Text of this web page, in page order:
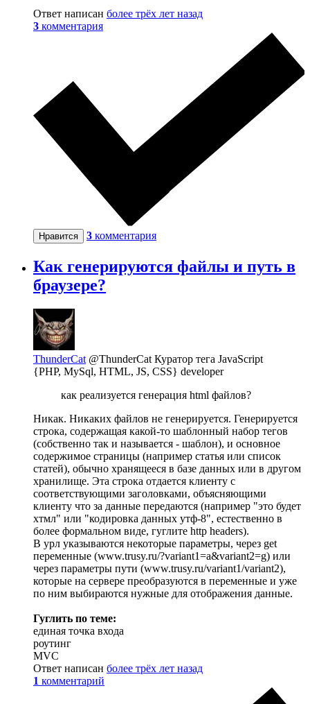
Ответ написан более трёх лет назад
3 комментария
Нравится 3 комментария
Как генерируются файлы и путь в
браузере?
ThunderCat @ThunderCat Куратор тега JavaScript
{PHP, MySql, HTML, JS, CSS} developer
как реализуется генерация html файлов?
Никак. Никаких файлов не генерируется. Генерируется
строка, содержащая какой-то шаблонный набор тегов
(собственно так и называется - шаблон), и основное
содержимое страницы (например статья или список
статей), обычно хранящееся в базе данных или в другом
хранилище. Эта строка отдается клиенту с
соответствующими заголовками, объясняющими
клиенту что за данные передаются (например "это будет
хтмл" или "кодировка данных утф-8", естественно в
более формальном виде, гуглите http headers).
В урл указываются некоторые параметры, через get
переменные (www.trusy.ru/?variant1=a&variant2=g) или
через параметры пути (www.trusy.ru/variant1/variant2),
которые на сервере преобразуются в переменные и уже
по ним выбираются нужные для отображения данные.
Гуглить по теме:
единая точка входа
роутинг
MVC
Ответ написан более трёх лет назад
1 комментарий